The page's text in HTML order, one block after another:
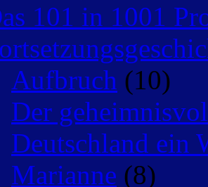
101 in 1001
Aufbruch (10)
Der
Deutschland ein
Marianne (8)